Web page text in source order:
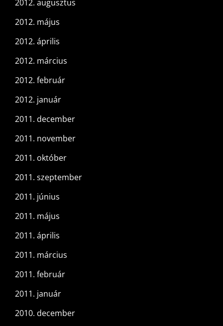
2012. augusztus
2012. május
2012. április
2012. március
2012. február
2012. január
2011. december
2011. november
2011. október
2011. szeptember
2011. június
2011. május
2011. április
2011. március
2011. február
2011. január
2010. december